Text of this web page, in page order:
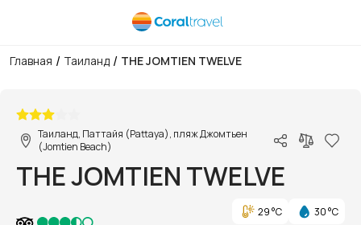
Главная / Таиланд / THE JOMTIEN TWELVE
Таиланд, Паттайя (Pattaya), пляж Джомтьен
(Jomtien Beach)
THE JOMTIEN TWELVE
29 °C
30 °C